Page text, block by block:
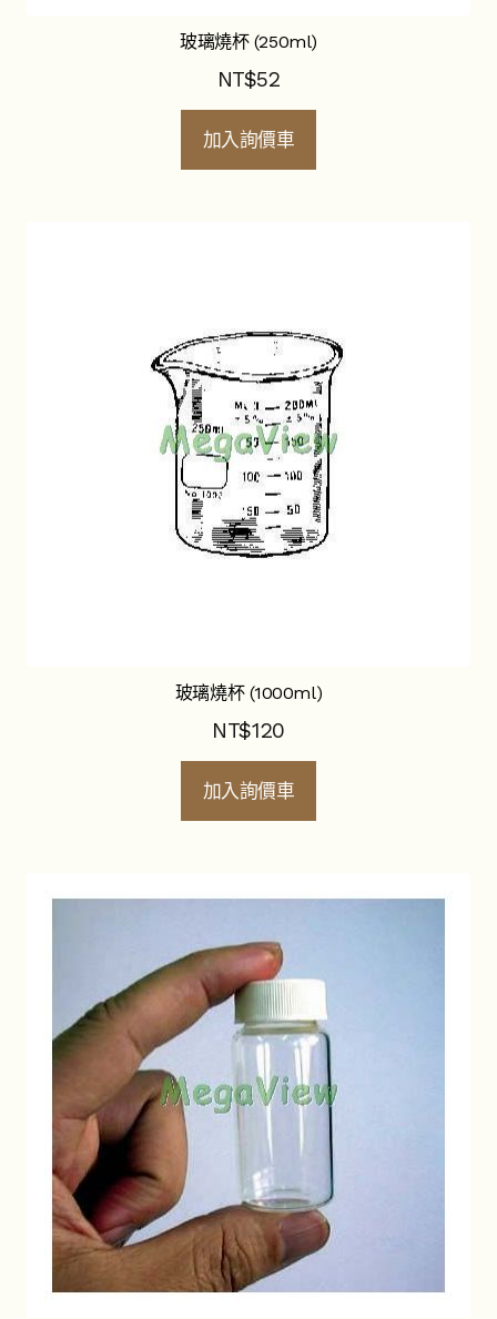
玻璃燒杯 (250ml)
NT$52
加入詢價車
玻璃燒杯 (1000ml)
NT$120
加入詢價車